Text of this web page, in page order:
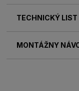
TECHNICKÝ LIST
MONTÁŽNY